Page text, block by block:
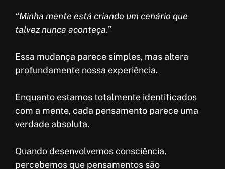
“Minha mente está criando um cenário que
talvez nunca aconteça.”
Essa mudança parece simples, mas altera
profundamente nossa experiência.
Enquanto estamos totalmente identificados
com a mente, cada pensamento parece uma
verdade absoluta.
Quando desenvolvemos consciência,
percebemos que pensamentos são